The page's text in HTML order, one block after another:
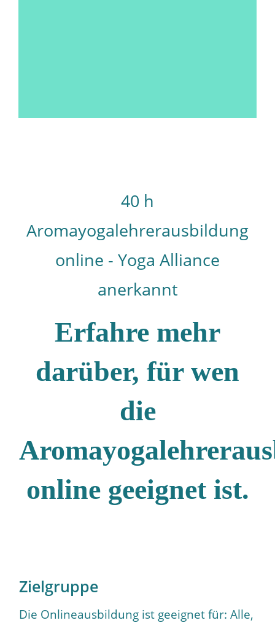
40 h
Aromayogalehrerausbildung
online - Yoga Alliance
anerkannt
Erfahre mehr
darüber, für wen
die
online geeignet ist.
Zielgruppe
Die Onlineausbildung ist geeignet für: Alle,